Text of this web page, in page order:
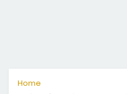
Home